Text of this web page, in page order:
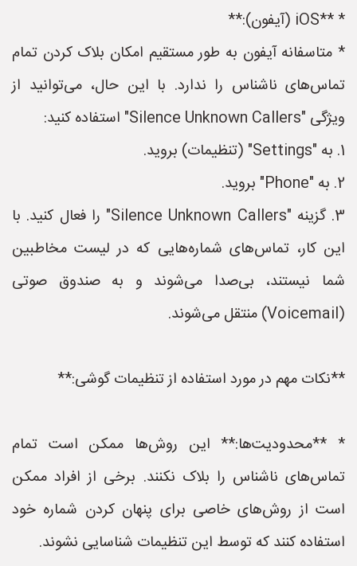
* **iOS (آیفون):**
* متاسفانه آیفون به طور مستقیم امکان بلاک کردن تمام
تماس‌های ناشناس را ندارد. با این حال، می‌توانید از
ویژگی "Silence Unknown Callers" استفاده کنید:
1. به "Settings" (تنظیمات) بروید.
2. به "Phone" بروید.
3. گزینه "Silence Unknown Callers" را فعال کنید. با
این کار، تماس‌های شماره‌هایی که در لیست مخاطبین
شما نیستند، بی‌صدا می‌شوند و به صندوق صوتی
(Voicemail) منتقل می‌شوند.
**نکات مهم در مورد استفاده از تنظیمات گوشی:**
* **محدودیت‌ها:** این روش‌ها ممکن است تمام
تماس‌های ناشناس را بلاک نکنند. برخی از افراد ممکن
است از روش‌های خاصی برای پنهان کردن شماره خود
استفاده کنند که توسط این تنظیمات شناسایی نشوند.